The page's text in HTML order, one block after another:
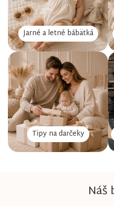
Jarné a letné bábätká
Tipy na darčeky
Náš